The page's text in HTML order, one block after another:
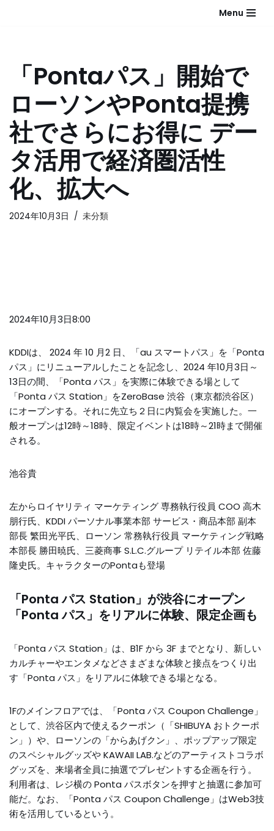
へ
ス
キ
プ
Menu
「Pontaパス」開始で
ローソンやPonta提携
社でさらにお得に デー
タ活用で経済圏活性
化、拡大へ
2024年10月3日 未分類
2024年10月3日8:00
KDDIは、 2024 年 10 月2 日、「au スマートパス」を「Ponta
パス」にリニューアルしたことを記念し、2024 年10月3日～
13日の間、「Ponta パス」を実際に体験できる場として
「Ponta パス Station」をZeroBase 渋谷（東京都渋谷区）
にオープンする。それに先立ち２日に内覧会を実施した。一
般オープンは12時～18時、限定イベントは18時～21時まで開催
される。
池谷貴
左からロイヤリティ マーケティング 専務執行役員 COO 高木
朋行氏、KDDI パーソナル事業本部 サービス・商品本部 副本
部長 繁田光平氏、ローソン 常務執行役員 マーケティング戦略
本部長 勝田暁氏、三菱商事 S.L.C.グループ リテイル本部 佐藤
隆史氏。キャラクターのPontaも登場
「Ponta パス Station」が渋谷にオープン
「Ponta パス」をリアルに体験、限定企画も
「Ponta パス Station」は、B1F から 3F までとなり、新しい
カルチャーやエンタメなどさまざまな体験と接点をつくり出
す「Ponta パス」をリアルに体験できる場となる。
1Fのメインフロアでは、「Ponta パス Coupon Challenge」
として、渋谷区内で使えるクーポン（「SHIBUYA おトクーポ
ン」）や、ローソンの「からあげクン」、ポップアップ限定
のスペシャルグッズや KAWAII LAB.などのアーティストコラボ
グッズを、来場者全員に抽選でプレゼントする企画を行う。
利用者は、レジ横の Ponta パスボタンを押すと抽選に参加可
能だ。なお、「Ponta パス Coupon Challenge」はWeb3技
術を活用しているという。